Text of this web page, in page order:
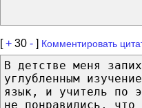
[+ 30 - ] Комментировать
В детстве меня
углубленным
язык, и учитель по
не понравились, что